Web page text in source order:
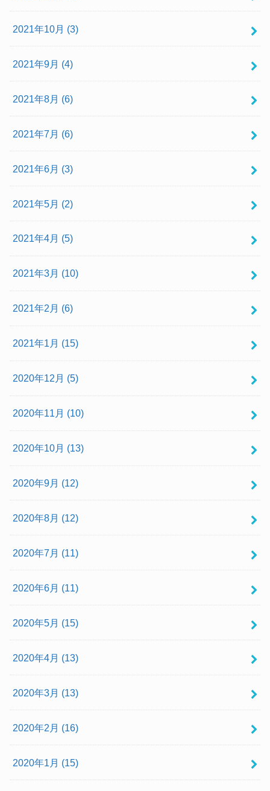
2021年10月 (3)
2021年9月 (4)
2021年8月 (6)
2021年7月 (6)
2021年6月 (3)
2021年5月 (2)
2021年4月 (5)
2021年3月 (10)
2021年2月 (6)
2021年1月 (15)
2020年12月 (5)
2020年11月 (10)
2020年10月 (13)
2020年9月 (12)
2020年8月 (12)
2020年7月 (11)
2020年6月 (11)
2020年5月 (15)
2020年4月 (13)
2020年3月 (13)
2020年2月 (16)
2020年1月 (15)